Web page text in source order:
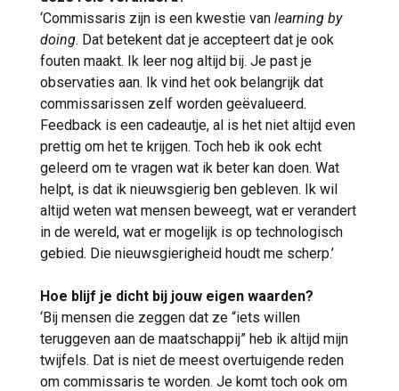
‘Commissaris zijn is een kwestie van learning by
doing. Dat betekent dat je accepteert dat je ook
fouten maakt. Ik leer nog altijd bij. Je past je
observaties aan. Ik vind het ook belangrijk dat
commissarissen zelf worden geëvalueerd.
Feedback is een cadeautje, al is het niet altijd even
prettig om het te krijgen. Toch heb ik ook echt
geleerd om te vragen wat ik beter kan doen. Wat
helpt, is dat ik nieuwsgierig ben gebleven. Ik wil
altijd weten wat mensen beweegt, wat er verandert
in de wereld, wat er mogelijk is op technologisch
gebied. Die nieuwsgierigheid houdt me scherp.’
Hoe blijf je dicht bij jouw eigen waarden?
‘Bij mensen die zeggen dat ze “iets willen
teruggeven aan de maatschappij” heb ik altijd mijn
twijfels. Dat is niet de meest overtuigende reden
om commissaris te worden. Je komt toch ook om